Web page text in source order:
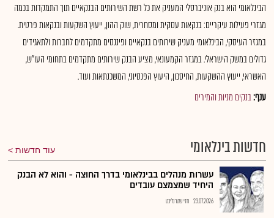
הבינלאומי הוא בנק אוניברסלי המעניק את כל רשת השירותים הבנקאיים תוך התמקדות בכמה
מגזרי פעילות עיקריים: בנקאות עסקית ומסחרית, שוק ההון, ייעוץ השקעות ובנקאות פרטית.
במגזר העיסקי, הבינלאומי מעניק שירותים בנקאיים ופיננסים מתקדמים לחברות ולתאגידים
גדולים במשק הישראלי. במגזר הקמעונאי, מציע הבנק שירותים מתקדמים בתחומי העו"ש,
האשראי, ייעוץ ההשקעות, החיסכון, היעוץ הפנסיוני, המשכנתאות ועוד.
ענף:בנקים מניות והמירים
חדשות בינלאומי עוד חדשות
עשרות מנהלים בבינלאומי בדרך החוצה - והוא לא הבנק
היחיד שמצמצם עובדים
23.07.2026 חזי שטרנליכט